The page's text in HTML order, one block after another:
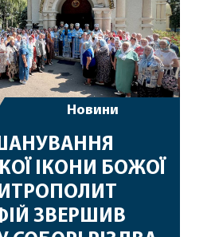
Новини
ІКОНИ БОЖОЇ
ЗВЕРШИВ